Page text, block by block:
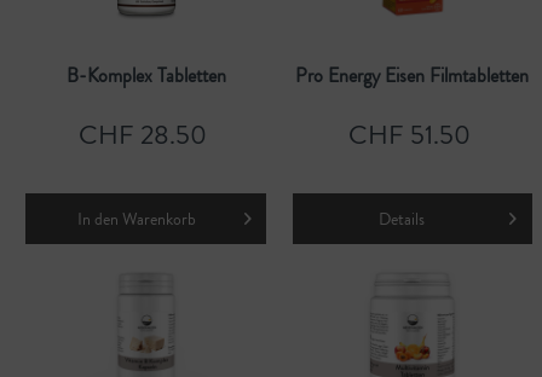
B-Komplex Tabletten
CHF 28.50
In den Warenkorb
Pro Energy Eisen Filmtabletten
CHF 51.50
Details